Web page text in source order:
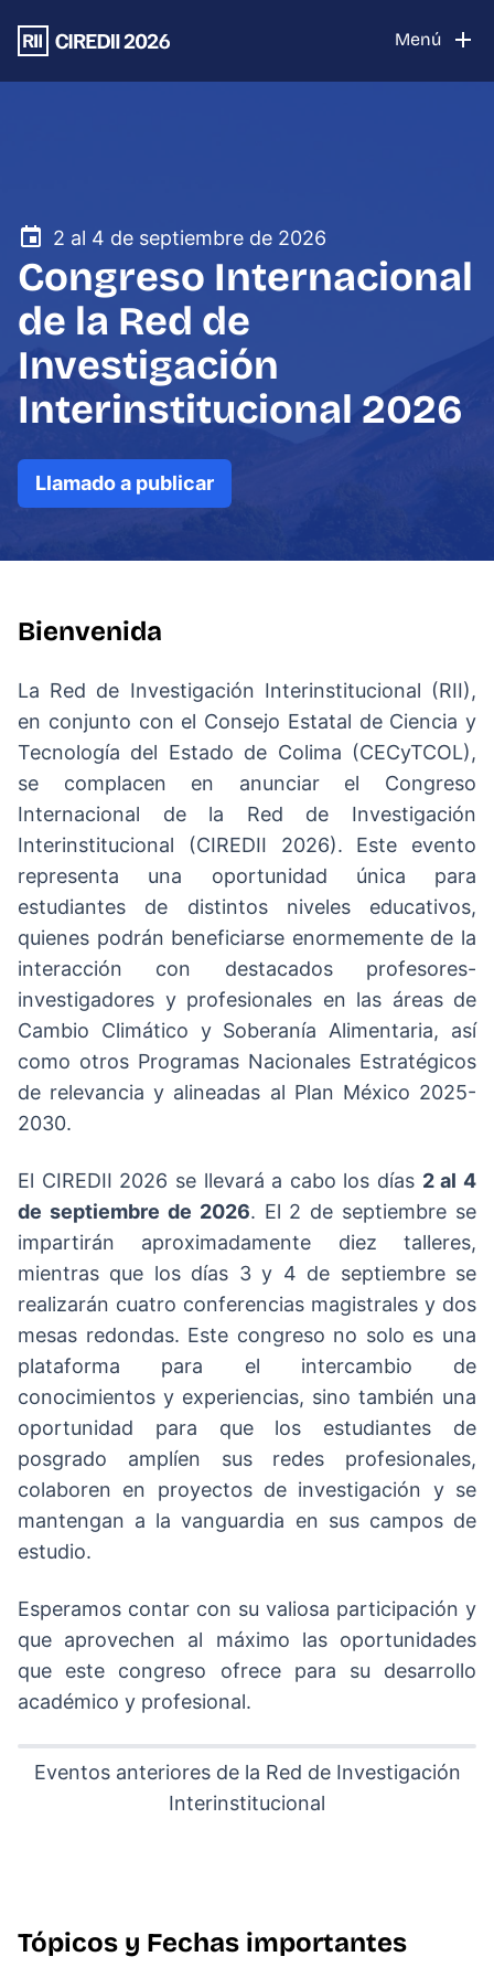
Menú
Comité organizador
2 al 4 de septiembre de 2026
Congreso Internacional
de la Red de
Investigación
Interinstitucional 2026
Llamado a publicar
Bienvenida
La Red de Investigación Interinstitucional (RII),
en conjunto con el Consejo Estatal de Ciencia y
Tecnología del Estado de Colima (CECyTCOL),
se complacen en anunciar el Congreso
Internacional de la Red de Investigación
Interinstitucional (CIREDII 2026). Este evento
representa una oportunidad única para
estudiantes de distintos niveles educativos,
quienes podrán beneficiarse enormemente de la
interacción con destacados profesores-
investigadores y profesionales en las áreas de
Cambio Climático y Soberanía Alimentaria, así
como otros Programas Nacionales Estratégicos
de relevancia y alineadas al Plan México 2025-
2030.
El CIREDII 2026 se llevará a cabo los días 2 al 4
de septiembre de 2026. El 2 de septiembre se
impartirán aproximadamente diez talleres,
mientras que los días 3 y 4 de septiembre se
realizarán cuatro conferencias magistrales y dos
mesas redondas. Este congreso no solo es una
plataforma para el intercambio de
conocimientos y experiencias, sino también una
oportunidad para que los estudiantes de
posgrado amplíen sus redes profesionales,
colaboren en proyectos de investigación y se
mantengan a la vanguardia en sus campos de
estudio.
Esperamos contar con su valiosa participación y
que aprovechen al máximo las oportunidades
que este congreso ofrece para su desarrollo
académico y profesional.
Eventos anteriores de la Red de Investigación
Interinstitucional
Tópicos y Fechas importantes